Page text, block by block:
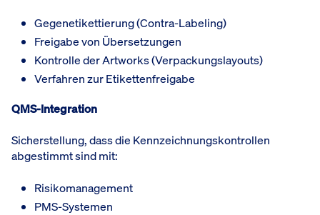
Gegenetikettierung (Contra-Labeling)
Freigabe von Übersetzungen
Kontrolle der Artworks (Verpackungslayouts)
Verfahren zur Etikettenfreigabe
QMS-Integration
Sicherstellung, dass die Kennzeichnungskontrollen
abgestimmt sind mit:
Risikomanagement
PMS-Systemen